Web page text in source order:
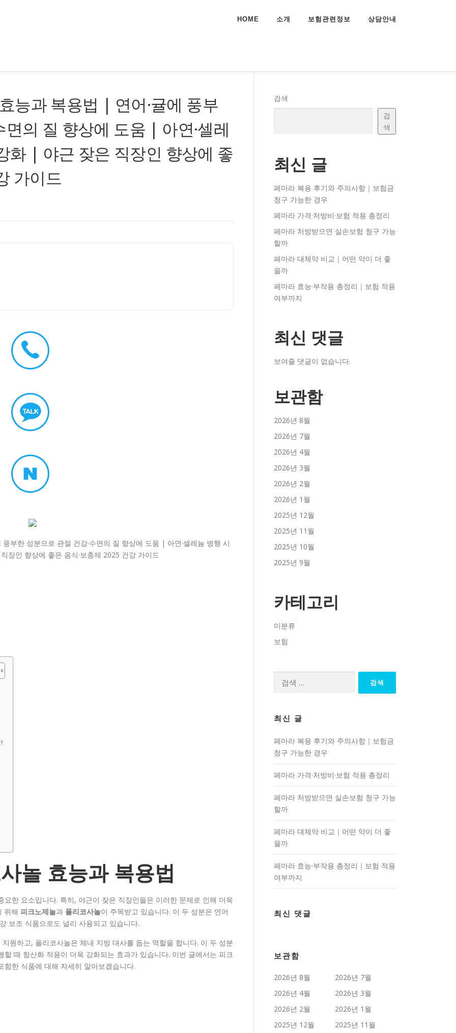
HOME 소개 보험관련정보 상담안내
능과 복용법 | 연어·귤에 풍부
면의 질 향상에 도움 | 아연·셀레
화 | 야근 잦은 직장인 향상에 좋
가이드
놀 효능과 복용법
한 요소입니다. 특히, 야근이 잦은 직장인들은 이러한 문제로 인해 더욱
위해 피크노제놀과 폴리코사놀이 주목받고 있습니다. 이 두 성분은 연어
보조 식품으로도 널리 사용되고 있습니다.
원하고, 폴리코사놀은 체내 지방 대사를 돕는 역할을 합니다. 이 두 성분
때 항산화 작용이 더욱 강화되는 효과가 있습니다. 이번 글에서는 피크
한 식품에 대해 자세히 알아보겠습니다.
검색
검
색
최신 글
페마라 복용 후기와 주의사항｜보험금
청구 가능한 경우
페마라 가격·처방비·보험 적용 총정리
페마라 처방받으면 실손보험 청구 가능
할까
페마라 대체약 비교｜어떤 약이 더 좋
을까
페마라 효능·부작용 총정리｜보험 적용
여부까지
최신 댓글
보여줄 댓글이 없습니다.
보관함
2026년 8월
2026년 7월
2026년 4월
2026년 3월
2026년 2월
2026년 1월
2025년 12월
2025년 11월
2025년 10월
2025년 9월
카테고리
미분류
보험
최신 글
페마라 복용 후기와 주의사항｜보험금
청구 가능한 경우
페마라 가격·처방비·보험 적용 총정리
페마라 처방받으면 실손보험 청구 가능
할까
페마라 대체약 비교｜어떤 약이 더 좋
을까
페마라 효능·부작용 총정리｜보험 적용
여부까지
최신 댓글
보관함
2026년 8월
2026년 7월
2026년 4월
2026년 3월
2026년 2월
2026년 1월
2025년 12월
2025년 11월